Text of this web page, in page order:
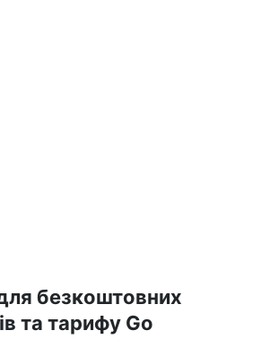
безкоштовних
та тарифу Go